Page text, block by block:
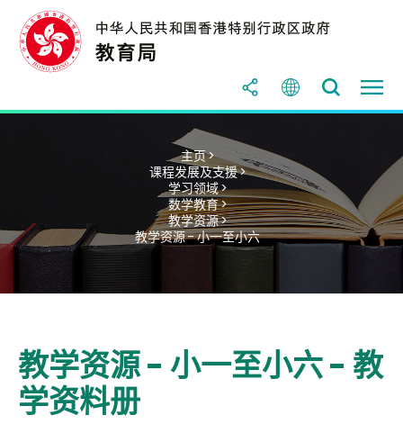
主页 >
课程发展及支援 >
学习领域 >
数学教育 >
教学资源 >
教学资源 - 小一至小六
教学资源 - 小一至小六 - 教
学资料册